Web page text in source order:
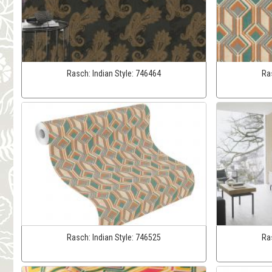
Rasch: Indian Style: 746464
Rasch: Indian Style: 746525